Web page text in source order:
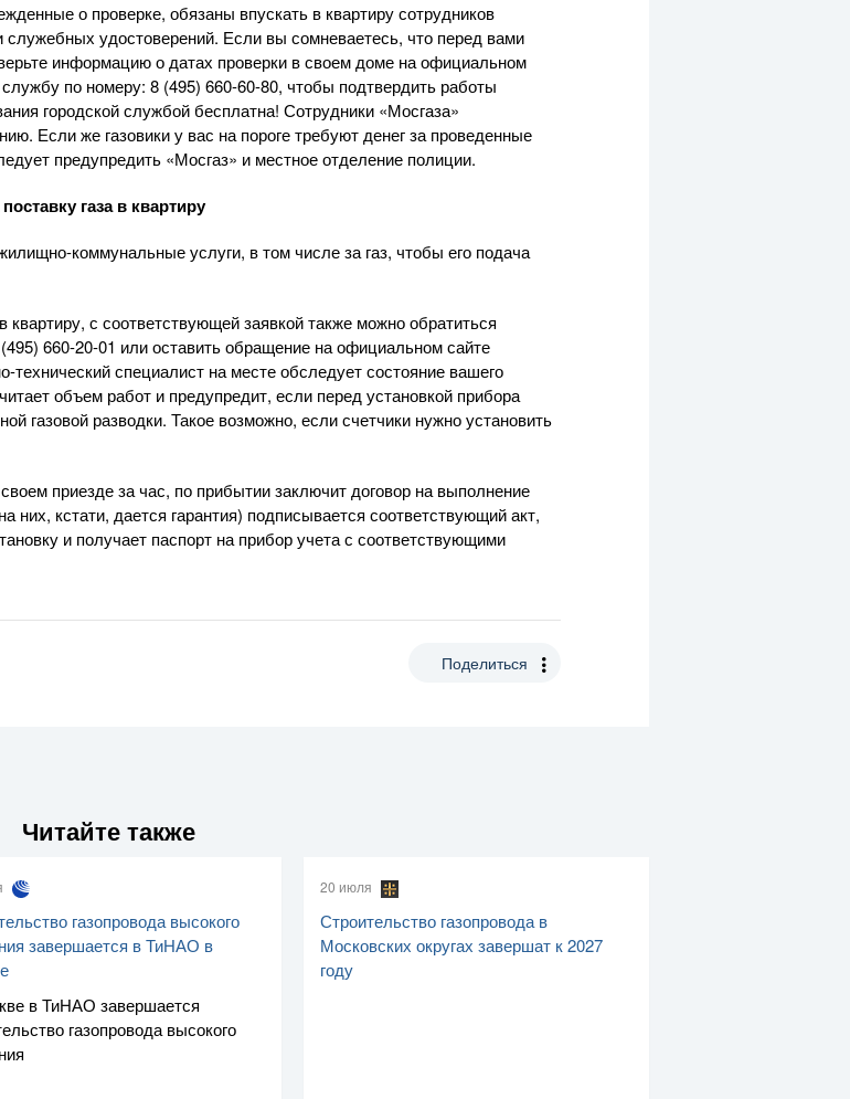
о проверке, обязаны впускать в квартиру сотрудников
служебных удостоверений. Если вы сомневаетесь, что перед вами
информацию о датах проверки в своем доме на официальном
по номеру: 8 (495) 660-60-80, чтобы подтвердить работы
городской службой бесплатна! Сотрудники «Мосгаза»
Если же газовики у вас на пороге требуют денег за проведенные
предупредить «Мосгаз» и местное отделение полиции.
газа в квартиру
коммунальныеуслуги, в том числе за газ, чтобы его подача
квартиру, с соответствующей заявкой также можно обратиться
660-20-01 или оставить обращение на официальном сайте
техническийспециалист на месте обследует состояние вашего
объем работ и предупредит, если перед установкой прибора
газовой разводки. Такое возможно, если счетчики нужно установить
приезде за час, по прибытии заключит договор на выполнение
них, кстати, дается гарантия) подписывается соответствующий акт,
и получает паспорт на прибор учета с соответствующими
Поделиться
Читайте также
газопровода высокого
завершается в ТиНАО в
в ТиНАО завершается
газопровода высокого
20 июля
Строительство газопровода в
Московских округах завершат к 2027
году